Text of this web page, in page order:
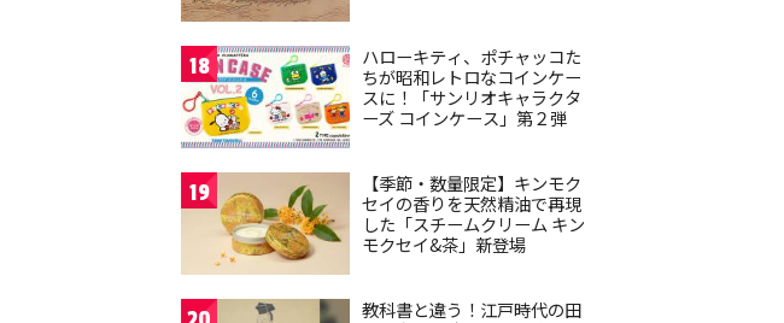
18
ハローキティ、ポチャッコた
ちが昭和レトロなコインケー
スに！「サンリオキャラクタ
ーズ コインケース」第２弾
19
【季節・数量限定】キンモク
セイの香りを天然精油で再現
した「スチームクリーム キン
モクセイ&茶」新登場
教科書と違う！江戸時代の田